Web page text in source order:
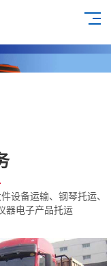
设备运输、钢琴托运、
器电子产品托运